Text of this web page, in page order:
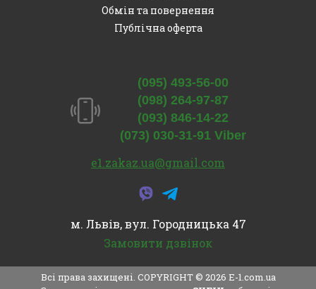
Обмін та повернення
Публічна оферта
(095) 493-56-00
(098) 264-97-87
(093) 846-14-22
(073) 030-31-91 Viber
e1.zakaz.ua@gmail.com
м. Львів, вул. Городницька 47
Замовити дзвінок
Всі права захищені. COPYRIGHT © 2026 E-1.com.ua